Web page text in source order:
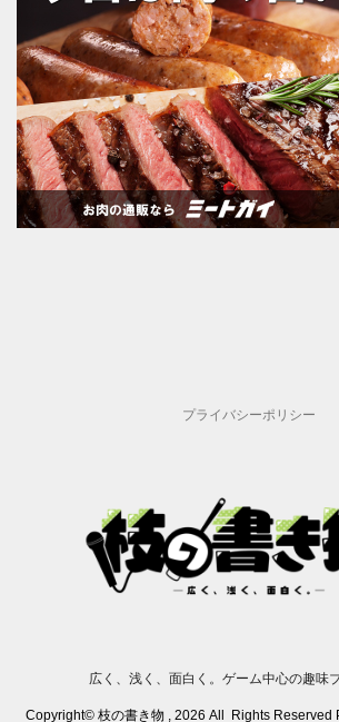
プライバシーポリシー
広く、浅く、面白く。ゲーム中心の趣味
Copyright© 枝の書き物 , 2026 All Rights Reserved